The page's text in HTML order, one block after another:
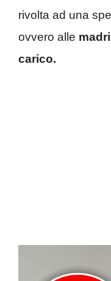
rivolta ad una
ovvero alle
carico.